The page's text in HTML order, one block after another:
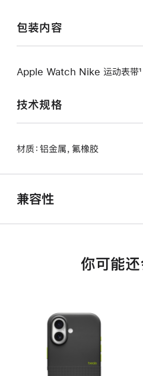
包装内容
Apple Watch Nike 运动表带¹
技术规格
材质：铝金属，氟橡胶
兼容性
你可能